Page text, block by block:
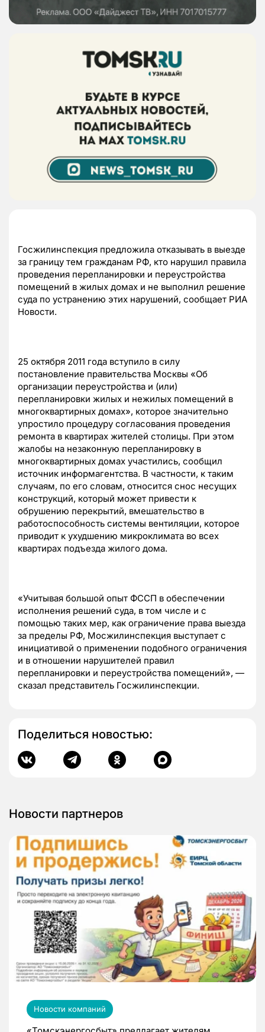
Госжилинспекция предложила отказывать в выезде
за границу тем гражданам РФ, кто нарушил правила
проведения перепланировки и переустройства
помещений в жилых домах и не выполнил решение
суда по устранению этих нарушений, сообщает РИА
Новости.
25 октября 2011 года вступило в силу
постановление правительства Москвы «Об
организации переустройства и (или)
перепланировки жилых и нежилых помещений в
многоквартирных домах», которое значительно
упростило процедуру согласования проведения
ремонта в квартирах жителей столицы. При этом
жалобы на незаконную перепланировку в
многоквартирных домах участились, сообщил
источник информагентства. В частности, к таким
случаям, по его словам, относится снос несущих
конструкций, который может привести к
обрушению перекрытий, вмешательство в
работоспособность системы вентиляции, которое
приводит к ухудшению микроклимата во всех
квартирах подъезда жилого дома.
«Учитывая большой опыт ФССП в обеспечении
исполнения решений суда, в том числе и с
помощью таких мер, как ограничение права выезда
за пределы РФ, Мосжилинспекция выступает с
инициативой о применении подобного ограничения
и в отношении нарушителей правил
перепланировки и переустройства помещений», —
сказал представитель Госжилинспекции.
Поделиться новостью:
Новости партнеров
Новости компаний